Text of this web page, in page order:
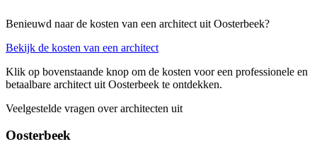
Benieuwd naar de kosten van een architect uit Oosterbeek?
Bekijk de kosten van een architect
Klik op bovenstaande knop om de kosten voor een professionele en
betaalbare architect uit Oosterbeek te ontdekken.
Veelgestelde vragen over architecten uit
Oosterbeek